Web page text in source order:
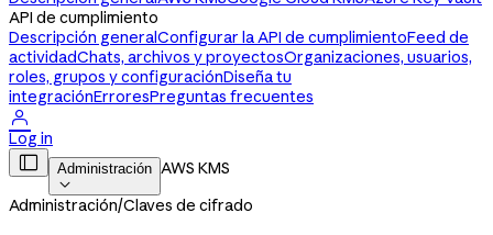
API de cumplimiento
Descripción generalConfigurar la API de cumplimientoFeed de
actividadChats, archivos y proyectosOrganizaciones, usuarios,
roles, grupos y configuraciónDiseña tu
integraciónErroresPreguntas frecuentes

Log in
 Administración

AWS KMS
Administración/Claves de cifrado